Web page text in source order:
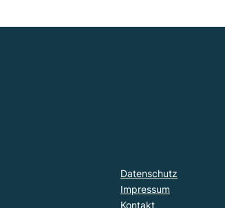
Datenschutz
Impressum
Kontakt